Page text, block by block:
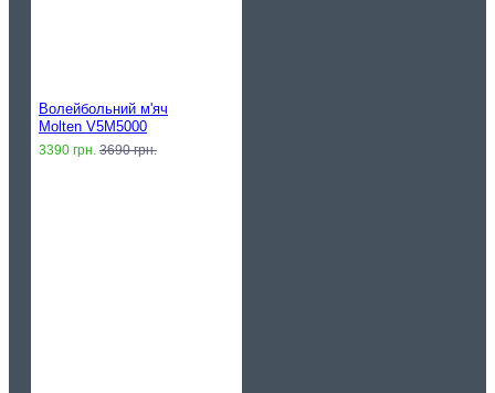
Волейбольний м'яч
Molten V5M5000
3390 грн. 3690 грн.